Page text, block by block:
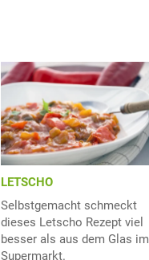
LETSCHO
Selbstgemacht schmeckt
dieses Letscho Rezept viel
besser als aus dem Glas im
Supermarkt.